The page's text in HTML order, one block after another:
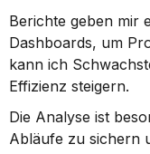
Berichte geben mir
Dashboards, um
kann ich
Effizienz steigern.
Die Analyse ist
Abläufe zu sichern